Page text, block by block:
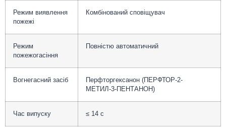
Режим виявлення
пожежі
Комбінований сповіщувач
Режим
пожежогасіння
Повністю автоматичний
Вогнегасний засіб
Перфторгексанон (ПЕРФТОР-2-
МЕТИЛ-3-ПЕНТАНОН)
Час випуску ≤ 14 с